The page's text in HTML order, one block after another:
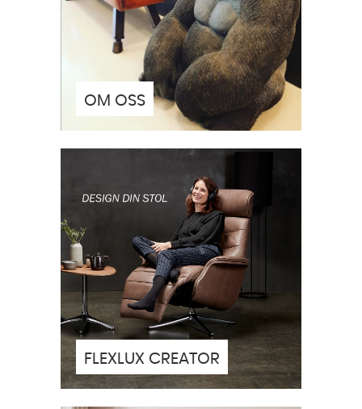
OM OSS
FLEXLUX CREATOR